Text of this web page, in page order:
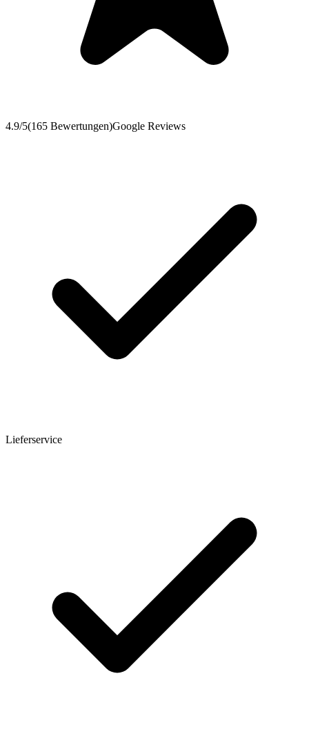
4.9/5(165 Bewertungen)Google Reviews
Lieferservice